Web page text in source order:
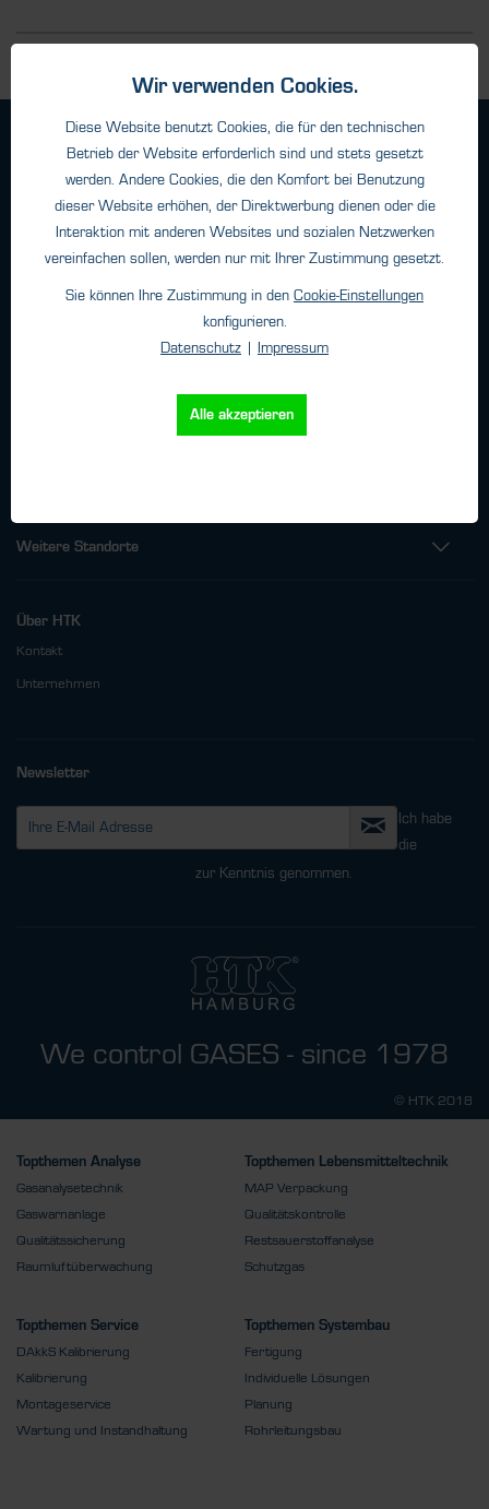
Haftungsangaben
Datenschutz
Impressum
Oehleckerring 32 • 22419 Hamburg
Telefon: +49 (0)40 - 600 38 38 - 0
Weitere Standorte
Über HTK
Kontakt
Unternehmen
Newsletter
Ich habe
die
zur Kenntnis genommen.
We control GASES - since 1978
© HTK 2018
Topthemen Analyse
Gasanalysetechnik
Gaswarnanlage
Qualitätssicherung
Raumluftüberwachung
Topthemen Lebensmitteltechnik
MAP Verpackung
Qualitätskontrolle
Restsauerstoffanalyse
Schutzgas
Topthemen Service
DAkkS Kalibrierung
Kalibrierung
Montageservice
Wartung und Instandhaltung
Topthemen Systembau
Fertigung
Individuelle Lösungen
Planung
Rohrleitungsbau
Wir verwenden Cookies.
Diese Website benutzt Cookies, die für den technischen
Betrieb der Website erforderlich sind und stets gesetzt
werden. Andere Cookies, die den Komfort bei Benutzung
dieser Website erhöhen, der Direktwerbung dienen oder die
Interaktion mit anderen Websites und sozialen Netzwerken
vereinfachen sollen, werden nur mit Ihrer Zustimmung gesetzt.
Sie können Ihre Zustimmung in den Cookie-Einstellungen
konfigurieren.
Datenschutz
Impressum
Alle akzeptieren